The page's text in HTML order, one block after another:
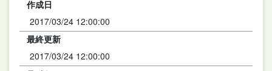
作成日
2017/03/24 12:00:00
最終更新
2017/03/24 12:00:00